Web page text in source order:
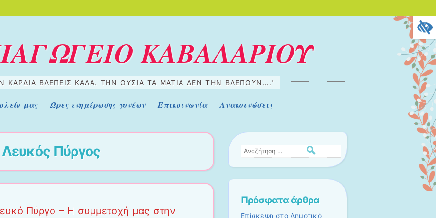
ΚΑΒΑΛΑΡΙΟΥ
ΒΛΈΠΕΙΣ ΚΑΛΆ. ΤΗΝ ΟΥΣΊΑ ΤΑ ΜΆΤΙΑ ΔΕΝ ΤΗΝ ΒΛΈΠΟΥΝ…."
μας Ώρες ενημέρωσης γονέων Επικοινωνία Ανακοινώσεις
Λευκός Πύργος
Πύργο – Η συμμετοχή μας στην
Αναζήτηση
Πρόσφατα άρθρα
Επίσκεψη στο Δημοτικό